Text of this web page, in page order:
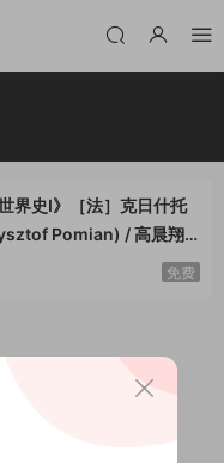
界史I》［法］克日什托
Pomian) / 高晨翔 /
/ 2026-1
免费